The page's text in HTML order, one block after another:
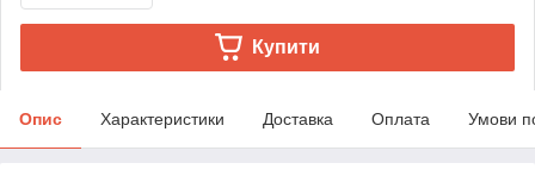
Купити
Опис Характеристики Доставка Оплата Умови